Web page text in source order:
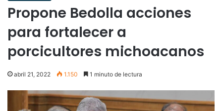
Propone Bedolla acciones
para fortalecer a
porcicultores michoacanos
abril 21, 2022 1.150 1 minuto de lectura